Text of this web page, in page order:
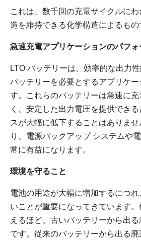
これは、数千回の充電サイクルに
造を維持できる化学構造によるもの
急速充電アプリケーションのパフ
LTO バッテリーは、効率的な出力
バッテリーを必要とするアプリケ
す。これらのバッテリーは急速に
く、安定した出力電圧を提供でき
スが大幅に低下することはありま
り、電源バックアップ システムや
常に有益になります。
環境を守ること
電池の用途が大幅に増加するにつ
いことが重要になってきています
えるほど、古いバッテリーから出
です。従来のバッテリーから出る